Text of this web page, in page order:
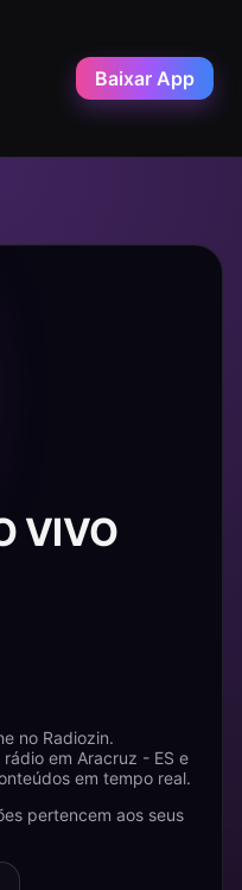
Baixar App
VIVO
no Radiozin.
em Aracruz - ES e
em tempo real.
pertencem aos seus